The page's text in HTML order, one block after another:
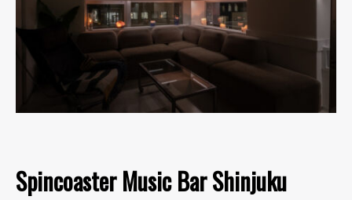
Spincoaster Music Bar Shinjuku